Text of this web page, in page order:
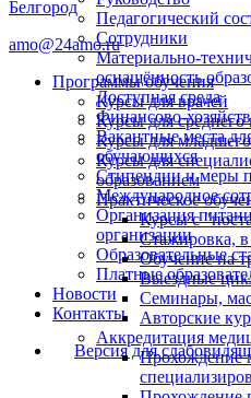
Педагогический
Сотрудники
Материально-
оснащённость
Доступная среда
Финансово-
Вакантные места
обучающихся
Стипендии и меры
Международное
Организация
организации
Образовательные
Платные
Новости
Контакты
Версия для
Белгород
amo@24amo.ru
Программы обучения
Курсы для врачей
Курсы для среднего
Курсы для
Курсы для
образованием
Практическое
Курсы с
Стажировка, в
Обучение на
Выездные
Семинары,
Авторские
Аккредитация
Прохождение